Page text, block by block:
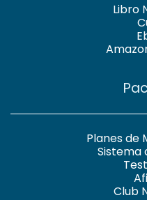
Libro
Planes de
Sistema
Club